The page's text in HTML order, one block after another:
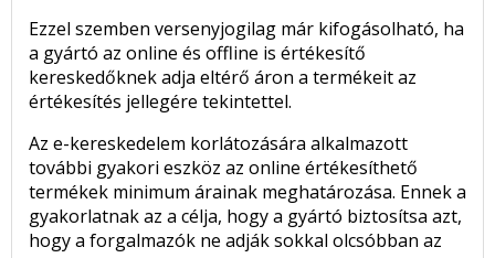
Ezzel szemben versenyjogilag már kifogásolható, ha
a gyártó az online és offline is értékesítő
kereskedőknek adja eltérő áron a termékeit az
értékesítés jellegére tekintettel.
Az e-kereskedelem korlátozására alkalmazott
további gyakori eszköz az online értékesíthető
termékek minimum árainak meghatározása. Ennek a
gyakorlatnak az a célja, hogy a gyártó biztosítsa azt,
hogy a forgalmazók ne adják sokkal olcsóbban az